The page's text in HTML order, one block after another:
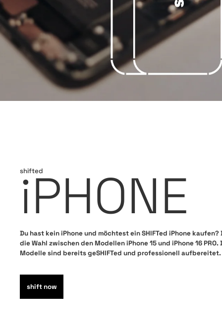
shifted
iPHONE
Du hast kein iPhone und möchtest ein SHIFTed iPhone kaufen?
die Wahl zwischen den Modellen iPhone 15 und iPhone 16 PRO.
Modelle sind bereits geSHIFTed und professionell aufbereitet.
shift now